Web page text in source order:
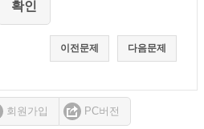
다음문제
이전문제
회원가입 PC버전